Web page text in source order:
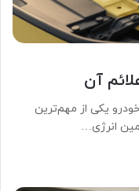
آن
یکی از مهم‌ترین
انرژی…